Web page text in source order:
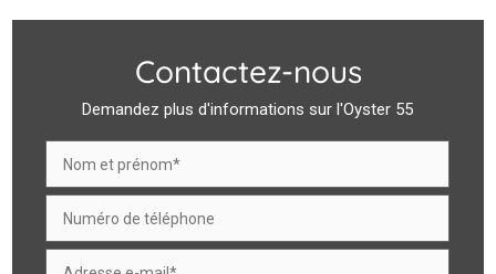
Contactez-nous
Demandez plus d'informations sur l'Oyster 55